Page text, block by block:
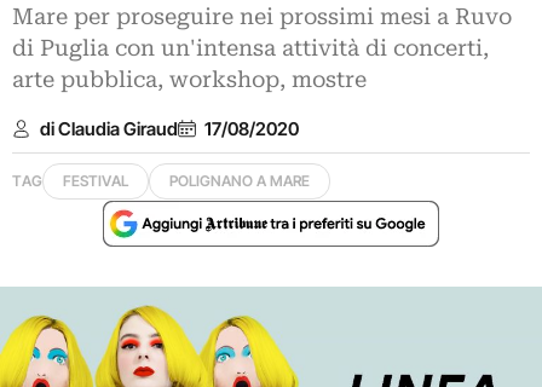
Mare per proseguire nei prossimi mesi a Ruvo
di Puglia con un'intensa attività di concerti,
arte pubblica, workshop, mostre
di Claudia Giraud 17/08/2020
TAG FESTIVAL POLIGNANO A MARE